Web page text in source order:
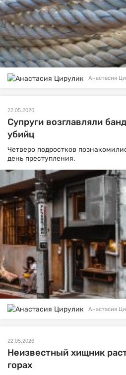
Анастасия
22.05.2026
Супруги возглавляли
убийц
Четверо подростков
день преступления.
Анастасия
22.05.2026
Неизвестный хищник
горах